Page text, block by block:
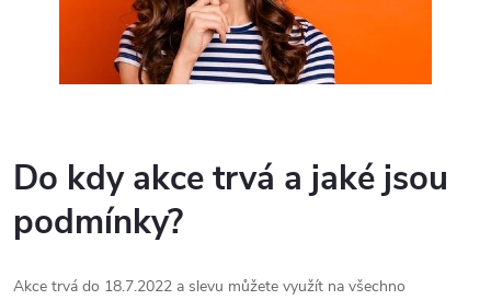
Do kdy akce trvá a jaké jsou
podmínky?
Akce trvá do 18.7.2022 a slevu můžete využít na všechno